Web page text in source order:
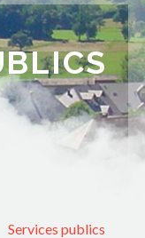
Services publics